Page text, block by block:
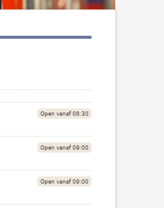
Open vanaf 08:30
Open vanaf 09:00
Open vanaf 09:00